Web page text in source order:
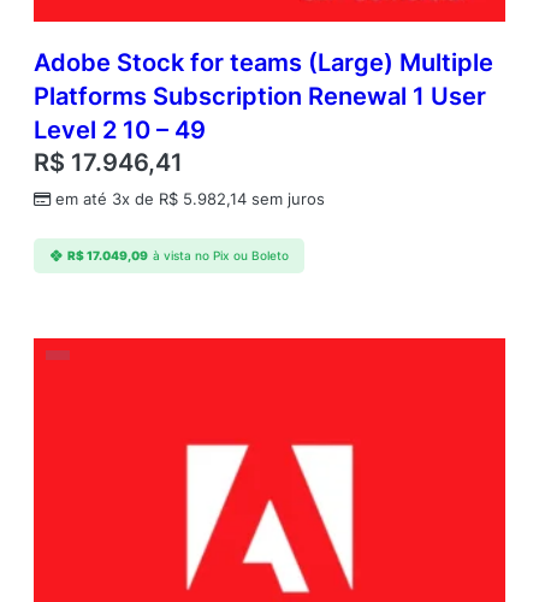
Adobe Stock for teams (Large) Multiple
Platforms Subscription Renewal 1 User
Level 2 10 – 49
R$ 17.946,41
em até 3x de R$ 5.982,14 sem juros
R$17.049,09 à vista no Pix ou Boleto